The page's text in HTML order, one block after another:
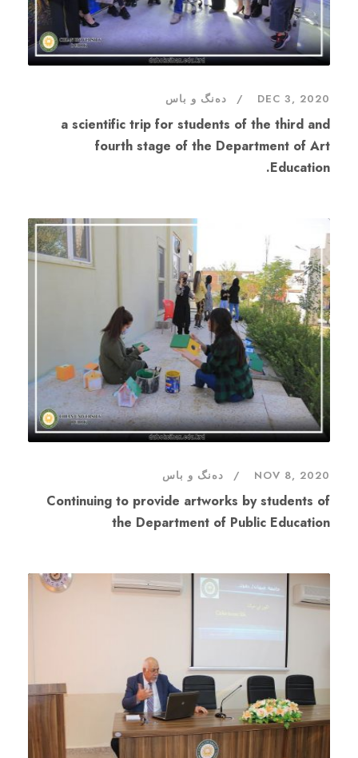
DEC 3, 2020 دەنگ و باس
a scientific trip for students of the third and
fourth stage of the Department of Art
Education.
NOV 8, 2020 دەنگ و باس
Continuing to provide artworks by students of
the Department of Public Education